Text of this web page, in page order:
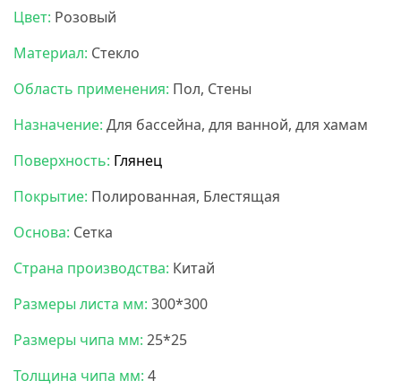
Цвет: Розовый
Материал: Стекло
Область применения: Пол, Стены
Назначение: Для бассейна, для ванной, для хамам
Поверхность: Глянец
Покрытие: Полированная, Блестящая
Основа: Сетка
Страна производства: Китай
Размеры листа мм: 300*300
Размеры чипа мм: 25*25
Толщина чипа мм: 4